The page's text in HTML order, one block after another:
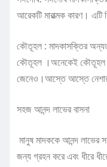
আরেকটি মারাত্মক কারণ। এটি
কৌতূহল : মাদকাসক্তির
কৌতূহল ।অনেকেই কৌতূহল
জেনেও।আস্তে আস্তে
সহজ আনন্দ লাভের বাসনা
মানুষ মাদককে আনন্দ
জন্য গ্রহন করে এবং ধীরে